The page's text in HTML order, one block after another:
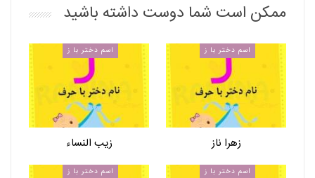
ممکن است شما دوست داشته باشید
اسم دختر با ز
زهرا ناز
اسم دختر با ز
زیب النساء
اسم دختر با ز اسم دختر با ز